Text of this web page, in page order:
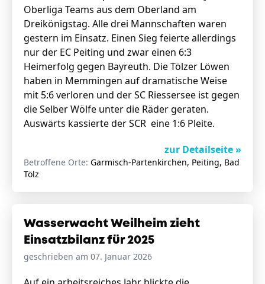
Oberliga Teams aus dem Oberland am
Dreikönigstag. Alle drei Mannschaften waren
gestern im Einsatz. Einen Sieg feierte allerdings
nur der EC Peiting und zwar einen 6:3
Heimerfolg gegen Bayreuth. Die Tölzer Löwen
haben in Memmingen auf dramatische Weise
mit 5:6 verloren und der SC Riessersee ist gegen
die Selber Wölfe unter die Räder geraten.
Auswärts kassierte der SCR eine 1:6 Pleite.
zur Detailseite »
Betroffene Orte: Garmisch-Partenkirchen, Peiting, Bad
Tölz
Wasserwacht Weilheim zieht
Einsatzbilanz für 2025
geschrieben am 07. Januar 2026